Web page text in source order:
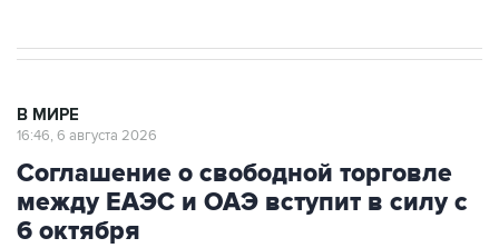
В МИРЕ
16:46, 6 августа 2026
Соглашение о свободной торговле
между ЕАЭС и ОАЭ вступит в силу с
6 октября